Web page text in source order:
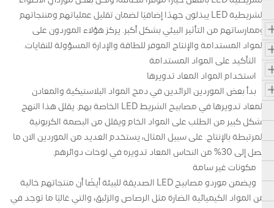
الشريطية LED يبذلون جهدًا إضافيًا لضمان تقليل عملياتهم ومنتجاتهم
وممارساتهم من التأثير البيئي بشكل أكبر. يركز هؤلاء الموردون على
المواد المستدامة والإنتاج الموفر للطاقة والإدارة المسؤولة للنفايات.
التأكيد على المواد المستدامة
استخدام المواد المعاد تدويرها
بدأ بعض الموردين الرائدين في دمج المواد البلاستيكية والمعادن
المعاد تدويرها في مصابيح الشريط LED الخاصة بهم. يقلل هذا النهج
بشكل كبير من الطلب على المواد الخام ويقلل من البصمة الكربونية
المرتبطة بالإنتاج. على سبيل المثال، يستخدم العديد من الموردين الآن ما
يصل إلى 30% من النحاس المعاد تدويره في لوحات دوائرهم.
مكونات غير سامة
ويضمن موردو مصابيح LED الصديقة للبيئة أيضًا أن منتجاتهم خالية
من المواد الكيميائية الضارة مثل الرصاص والزئبق، والتي غالبًا ما توجد في